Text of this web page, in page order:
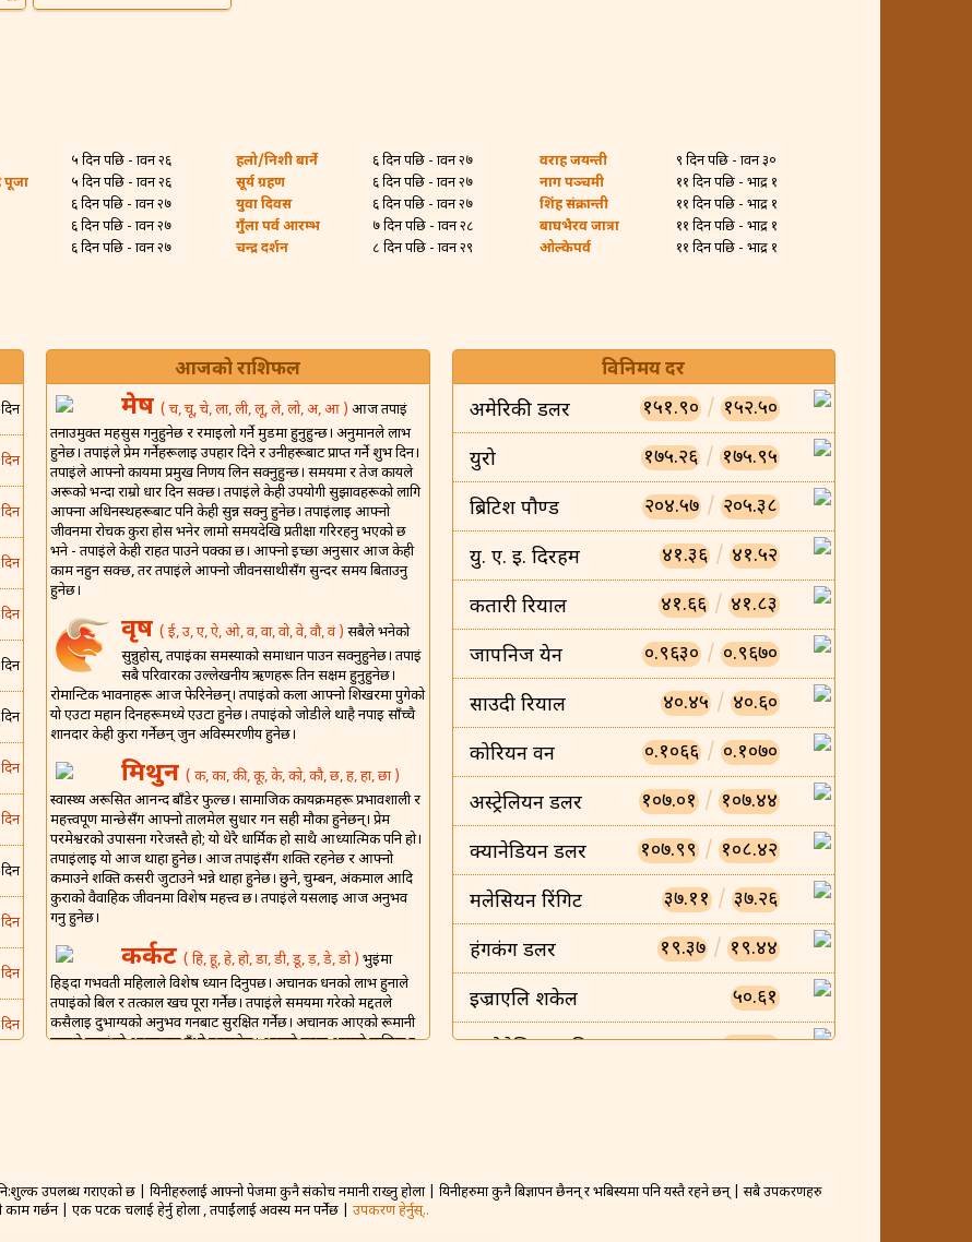
५ दिन पछि - श्रावन २६
पूजा
५ दिन पछि - श्रावन २६
६ दिन पछि - श्रावन २७
६ दिन पछि - श्रावन २७
६ दिन पछि - श्रावन २७
हलो/निशी बार्ने
६ दिन पछि - श्रावन २७
सूर्य ग्रहण
६ दिन पछि - श्रावन २७
युवा दिवस
६ दिन पछि - श्रावन २७
गुँला पर्व आरम्भ
७ दिन पछि - श्रावन २८
चन्द्र दर्शन
८ दिन पछि - श्रावन २९
वराह जयन्ती
९ दिन पछि - श्रावन ३०
नाग पञ्चमी
११ दिन पछि - भाद्र १
शिंह संक्रान्ती
११ दिन पछि - भाद्र १
बाघभैरव जात्रा
११ दिन पछि - भाद्र १
ओल्केपर्व
११ दिन पछि - भाद्र १
आजको राशिफल
मेष( च, चू, चे, ला, ली, लू, ले, लो, अ, आ )आज तपाईं
तनाउमुक्त महसुस गर्नुहुनेछ र रमाइलो गर्ने मुडमा हुनुहुन्छ। अनुमानले लाभ
हुनेछ। तपाईंले प्रेम गर्नेहरूलाई उपहार दिने र उनीहरूबाट प्राप्त गर्ने शुभ दिन।
तपाईंले आफ्नो कार्यमा प्रमुख निर्णय लिन सक्नुहुन्छ। समयमा र तेज कार्यले
अरूको भन्दा राम्रो धार दिन सक्छ। तपाईंले केही उपयोगी सुझावहरूको लागि
आफ्ना अधिनस्थहरूबाट पनि केही सुन्न सक्नु हुनेछ। तपाईंलाई आफ्नो
जीवनमा रोचक कुरा होस भनेर लामो समयदेखि प्रतीक्षा गरिरहनु भएको छ
भने - तपाईंले केही राहत पाउने पक्का छ। आफ्नो इच्छा अनुसार आज केही
काम नहुन सक्छ, तर तपाईंले आफ्नो जीवनसाथीसँग सुन्दर समय बिताउनु
हुनेछ।
वृष( ई, उ, ए, ऐ, ओ, व, वा, वो, वे, वौ, वं )सबैले भनेको
सुन्नुहोस्, तपाईंका समस्याको समाधान पाउन सक्नुहुनेछ। तपाईं
सबै परिवारका उल्लेखनीय ऋणहरू तिर्न सक्षम हुनुहुनेछ।
रोमान्टिक भावनाहरू आज फेरिनेछन्। तपाईंको कला आफ्नो शिखरमा पुगेको
यो एउटा महान दिनहरूमध्ये एउटा हुनेछ। तपाईंको जोडीले थाहै नपाई साँच्चै
शानदार केही कुरा गर्नेछन् जुन अविस्मरणीय हुनेछ।
मिथुन( क, का, की, कू, के, को, कौ, छ, ह, हा, छा )
स्वास्थ्य अरूसित आनन्द बाँडेर फुल्छ। सामाजिक कार्यक्रमहरू प्रभावशाली र
महत्त्वपूर्ण मान्छेसँग आफ्नो तालमेल सुधार गर्न सही मौका हुनेछन्। प्रेम
परमेश्वरको उपासना गरेजस्तै हो; यो धेरै धार्मिक हो साथै आध्यात्मिक पनि हो।
तपाईंलाई यो आज थाहा हुनेछ। आज तपाईंसँग शक्ति रहनेछ र आफ्नो
कमाउने शक्ति कसरी जुटाउने भन्ने थाहा हुनेछ। छुने, चुम्बन, अंकमाल आदि
कुराको वैवाहिक जीवनमा विशेष महत्त्व छ। तपाईंले यसलाई आज अनुभव
गर्नु हुनेछ।
कर्कट( हि, हू, हे, हो, डा, डी, डू, ड़, डे, डो )भुईंमा
हिड्दा गर्भवती महिलाले विशेष ध्यान दिनुपर्छ। अचानक धनको लाभ हुनाले
तपाईंको बिल र तत्काल खर्च पूरा गर्नेछ। तपाईंले समयमा गरेको मद्दतले
कसैलाई दुर्भाग्यको अनुभव गर्नबाट सुरक्षित गर्नेछ। अचानक आएको रूमानी
हावाले तपाईंको आत्मालाई उँभो उठाउनेछ। आफ्नो घरमा आफ्नो मालिक र
आनन्दको लागि प्रोत्साहन दिनेछ। नयाँ प्रेम जडान गठन गर्ने सम्भावना बलियो
हुनेछ तर व्यक्तिगत र गोप्य जानकारी प्रकट नगर्नुहोस्। आज तपाईंले प्राप्त
विनिमय दर
अमेरिकी डलर १५१.९० / १५२.५०
युरो १७५.२६ / १७५.९५
ब्रिटिश पौण्ड २०४.५७ / २०५.३८
यु. ए. इ. दिरहम ४१.३६ / ४१.५२
कतारी रियाल ४१.६६ / ४१.८३
जापनिज येन ०.९६३० / ०.९६७०
साउदी रियाल ४०.४५ / ४०.६०
कोरियन वन ०.१०६६ / ०.१०७०
अस्ट्रेलियन डलर १०७.०१ / १०७.४४
क्यानेडियन डलर १०७.९९ / १०८.४२
मलेसियन रिंगिट ३७.११ / ३७.२६
हंगकंग डलर १९.३७ / १९.४४
इज्राएलि शकेल ५०.६१
०.००८५
बह्रैनी दिनार ४०२.८६ / ४०४.४६
उपलब्ध गराएको छ | यिनीहरुलाई आफ्नो पेजमा कुनै संकोच नमानी राख्नु होला | यिनीहरुमा कुनै बिज्ञापन छैनन् र भबिस्यमा पनि यस्तै रहने छन् | सबै उपकरणहरु
काम गर्छन | एक पटक चलाई हेर्नु होला , तपाईंलाई अवस्य मन पर्नेछ | उपकरण हेर्नुस्..